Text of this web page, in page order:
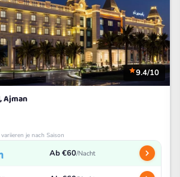
9.4/10
Ajman
je nach Saison
Ab €60/Nacht